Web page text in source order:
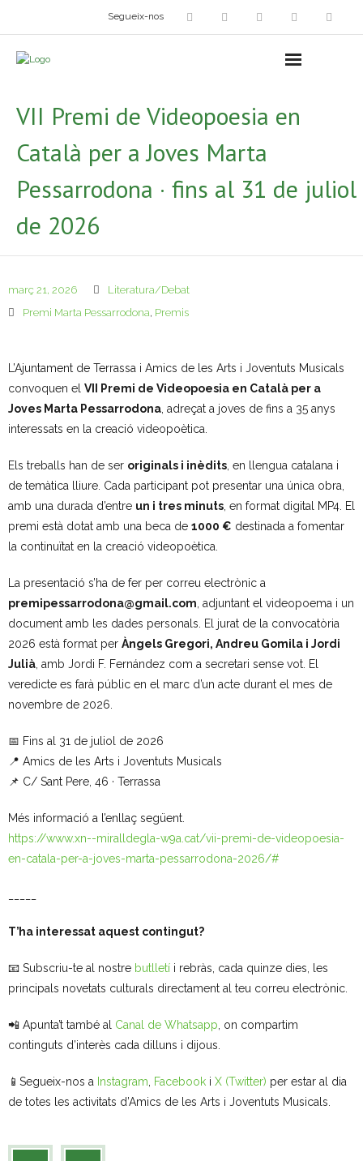
Segueix-nos
- Exposicions
- Fira del Dibuix
- Taller dels Amics Menuts
- Espai Niu – Residències artístiques
Cine-Club
- Muntatges presentats
Jazz Terrassa
- Nova Jazz Cava
- Festival Jazz Terrassa
- Coral Ohana
- Concerts
- Concurs Montserrat Alavedra
- Mirall de Glaç
- Escola de Literatura de Terrassa
VII Premi de Videopoesia en
Català per a Joves Marta
Pessarrodona · fins al 31 de juliol
de 2026
març 21, 2026
Literatura/Debat
Premi Marta Pessarrodona, Premis
L’Ajuntament de Terrassa i Amics de les Arts i Joventuts Musicals
convoquen el VII Premi de Videopoesia en Català per a
Joves Marta Pessarrodona , adreçat a joves de fins a 35 anys
interessats en la creació videopoètica.
Els treballs han de ser originals i inèdits , en llengua catalana i
de temàtica lliure. Cada participant pot presentar una única obra,
amb una durada d’entre un i tres minuts , en format digital MP4. El
premi està dotat amb una beca de 1000 € destinada a fomentar
la continuïtat en la creació videopoètica.
La presentació s’ha de fer per correu electrònic a
premipessarrodona@gmail.com , adjuntant el videopoema i un
document amb les dades personals. El jurat de la convocatòria
2026 està format per Àngels Gregori, Andreu Gomila i Jordi
Julià , amb Jordi F. Fernández com a secretari sense vot. El
veredicte es farà públic en el marc d’un acte durant el mes de
novembre de 2026.
📅 Fins al 31 de juliol de 2026
📍 Amics de les Arts i Joventuts Musicals
📌 C/ Sant Pere, 46 · Terrassa
Més informació a l’enllaç següent.
https://www.xn--miralldegla-w9a.cat/vii-premi-de-videopoesia-
en-catala-per-a-joves-marta-pessarrodona-2026/#
T’ha interessat aquest contingut?
📧 Subscriu-te al nostre butlletí i rebràs, cada quinze dies, les
principals novetats culturals directament al teu correu electrònic.
📲 Apunta’t també al Canal de Whatsapp , on compartim
continguts d’interès cada dilluns i dijous.
📱Segueix-nos a Instagram Facebook i X (Twitter) per estar al dia
de totes les activitats d’Amics de les Arts i Joventuts Musicals.